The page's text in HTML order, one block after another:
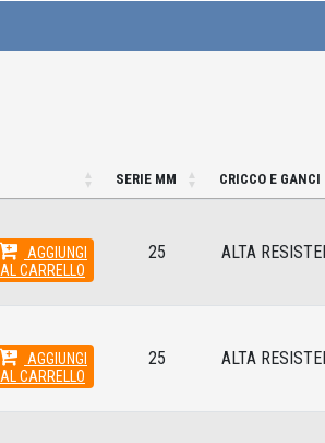
SERIE MM CRICCO E GANCI
AGGIUNGI
AL CARRELLO
25 ALTA
AGGIUNGI
AL CARRELLO
25 ALTA